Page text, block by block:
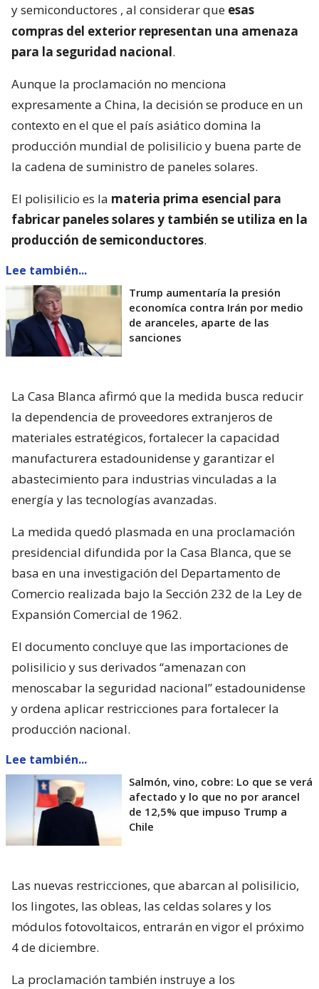
y semiconductores , al considerar que esas
compras del exterior representan una amenaza
para la seguridad nacional.
Aunque la proclamación no menciona
expresamente a China, la decisión se produce en un
contexto en el que el país asiático domina la
producción mundial de polisilicio y buena parte de
la cadena de suministro de paneles solares.
El polisilicio es la materia prima esencial para
fabricar paneles solares y también se utiliza en la
producción de semiconductores.
Lee también...
Trump aumentaría la presión
economíca contra Irán por medio
de aranceles, aparte de las
sanciones
La Casa Blanca afirmó que la medida busca reducir
la dependencia de proveedores extranjeros de
materiales estratégicos, fortalecer la capacidad
manufacturera estadounidense y garantizar el
abastecimiento para industrias vinculadas a la
energía y las tecnologías avanzadas.
La medida quedó plasmada en una proclamación
presidencial difundida por la Casa Blanca, que se
basa en una investigación del Departamento de
Comercio realizada bajo la Sección 232 de la Ley de
Expansión Comercial de 1962.
El documento concluye que las importaciones de
polisilicio y sus derivados “amenazan con
menoscabar la seguridad nacional” estadounidense
y ordena aplicar restricciones para fortalecer la
producción nacional.
Lee también...
Salmón, vino, cobre: Lo que se verá
afectado y lo que no por arancel
de 12,5% que impuso Trump a
Chile
Las nuevas restricciones, que abarcan al polisilicio,
los lingotes, las obleas, las celdas solares y los
módulos fotovoltaicos, entrarán en vigor el próximo
4 de diciembre.
La proclamación también instruye a los